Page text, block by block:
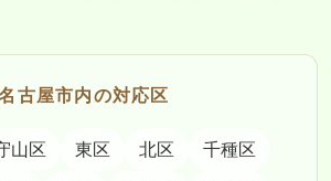
古屋市内の対応区
山区 東区 北区 千種区